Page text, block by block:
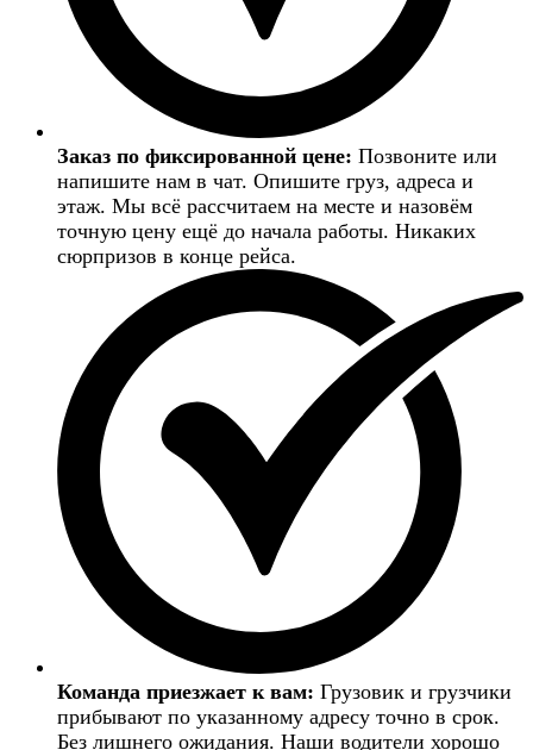
Заказ по фиксированной цене: Позвоните или
напишите нам в чат. Опишите груз, адреса и
этаж. Мы всё рассчитаем на месте и назовём
точную цену ещё до начала работы. Никаких
сюрпризов в конце рейса.
Команда приезжает к вам: Грузовик и грузчики
прибывают по указанному адресу точно в срок.
Без лишнего ожидания. Наши водители хорошо